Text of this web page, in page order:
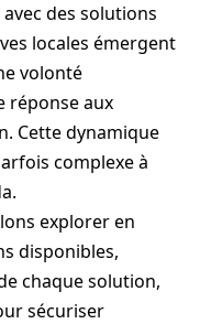
des solutions
locales émergent
volonté
réponse aux
Cette dynamique
complexe à
explorer en
disponibles,
chaque solution,
sécuriser